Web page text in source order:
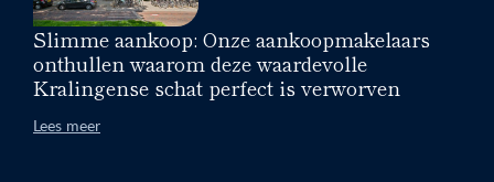
Slimme aankoop: Onze aankoopmakelaars
onthullen waarom deze waardevolle
Kralingense schat perfect is verworven
Lees meer